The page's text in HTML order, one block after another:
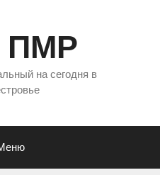
ПМР
на сегодня в